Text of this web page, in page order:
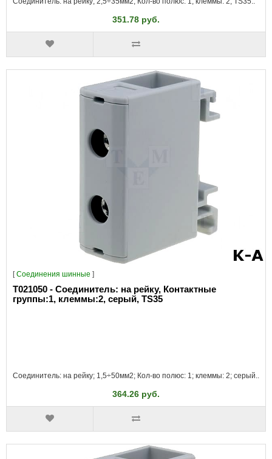
351.78 руб.
[Соединения шинные ]
T021050 - Соединитель: на рейку, Контактные
группы:1, клеммы:2, серый, TS35
Соединитель: на рейку; 1,5÷50мм2; Кол-во полюс: 1; клеммы: 2; серый..
364.26 руб.